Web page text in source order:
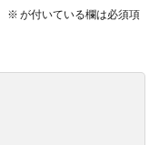
※ が付いている欄は必須項